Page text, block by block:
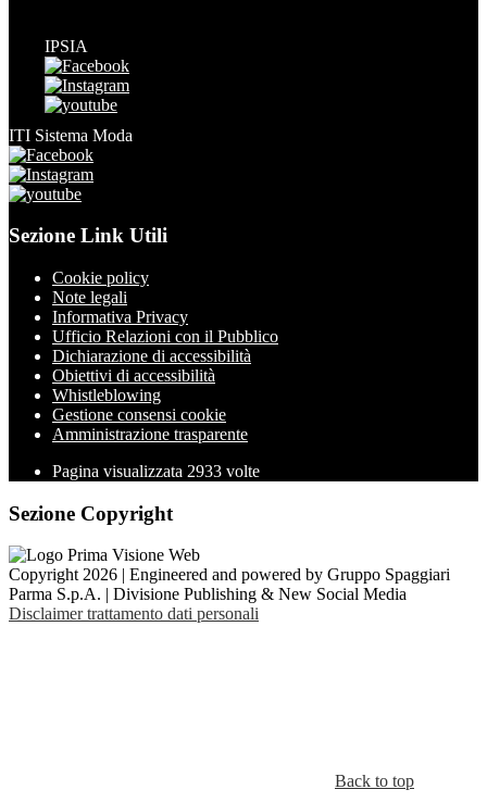
IPSIA
ITI Sistema Moda
Sezione Link Utili
Cookie policy
Note legali
Informativa Privacy
Ufficio Relazioni con il Pubblico
Dichiarazione di accessibilità
Obiettivi di accessibilità
Whistleblowing
Gestione consensi cookie
Amministrazione trasparente
Pagina visualizzata 2933 volte
Sezione Copyright
Copyright 2026 | Engineered and powered by Gruppo Spaggiari
Parma S.p.A. | Divisione Publishing & New Social Media
Disclaimer trattamento dati personali
Back to top